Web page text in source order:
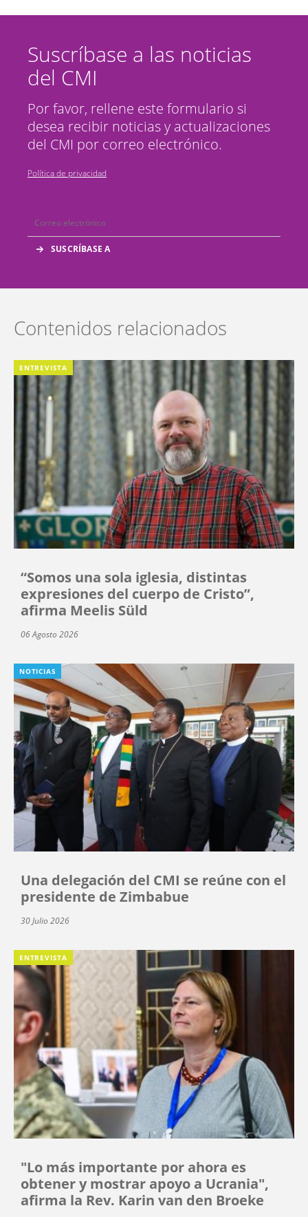
Suscríbase a las noticias
del CMI
Por favor, rellene este formulario si
desea recibir noticias y actualizaciones
del CMI por correo electrónico.
Política de privacidad
Contenidos relacionados
ENTREVISTA
“Somos una sola iglesia, distintas
expresiones del cuerpo de Cristo”,
afirma Meelis Süld
06 Agosto 2026
NOTICIAS
Una delegación del CMI se reúne con el
presidente de Zimbabue
30 Julio 2026
ENTREVISTA
"Lo más importante por ahora es
obtener y mostrar apoyo a Ucrania",
afirma la Rev. Karin van den Broeke